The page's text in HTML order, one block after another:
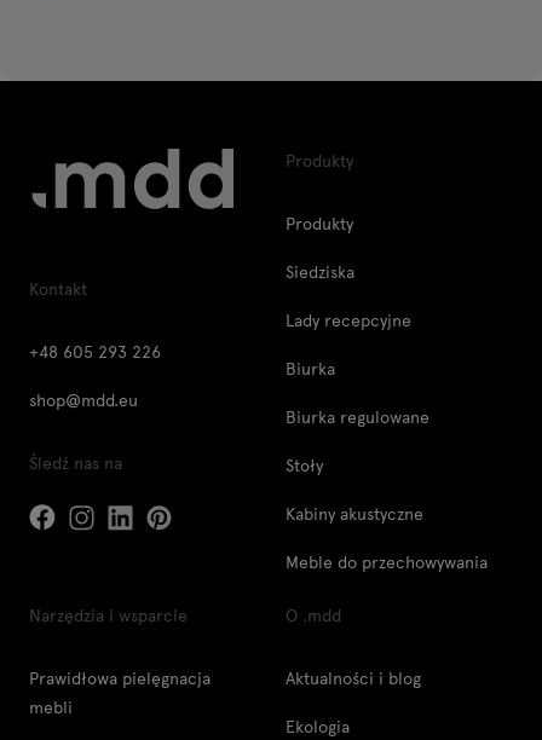
Kontakt
+48 605 293 226
shop@mdd.eu
Śledź nas na
Produkty
Produkty
Siedziska
Lady recepcyjne
Biurka
Biurka regulowane
Stoły
Kabiny akustyczne
Meble do przechowywania
Narzędzia i wsparcie
Prawidłowa pielęgnacja
mebli
O .mdd
Aktualności i blog
Ekologia